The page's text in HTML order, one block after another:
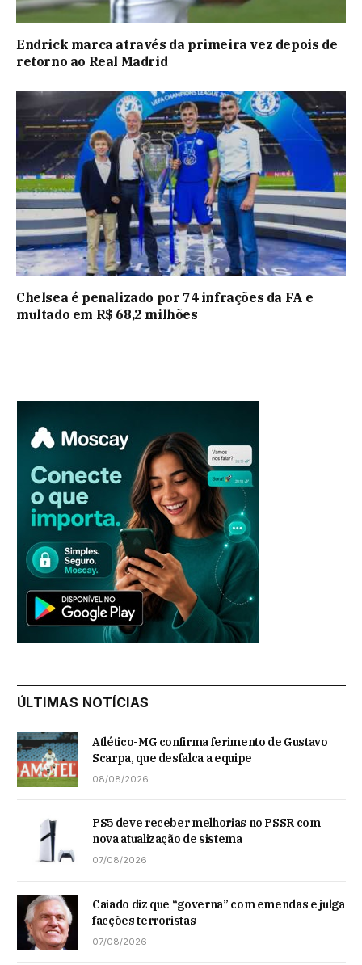
Endrick marca através da primeira vez depois de
retorno ao Real Madrid
Chelsea é penalizado por 74 infrações da FA e
multado em R$ 68,2 milhões
ÚLTIMAS NOTÍCIAS
Atlético-MG confirma ferimento de Gustavo
Scarpa, que desfalca a equipe
08/08/2026
PS5 deve receber melhorias no PSSR com
nova atualização de sistema
07/08/2026
Caiado diz que “governa” com emendas e julga
facções terroristas
07/08/2026